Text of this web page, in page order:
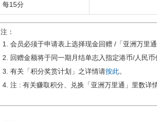
每15分
注：
会员必须于申请表上选择现金回赠 /「亚洲万里
回赠金额将于同一期月结单志入指定港币/人民币
有关「积分奖赏计划」之详情请按此。
注 : 有关赚取积分、兑换「亚洲万里通」里数详